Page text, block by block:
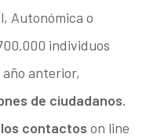
Autonómica o
individuos
año anterior,
de ciudadanos.
contactos on line